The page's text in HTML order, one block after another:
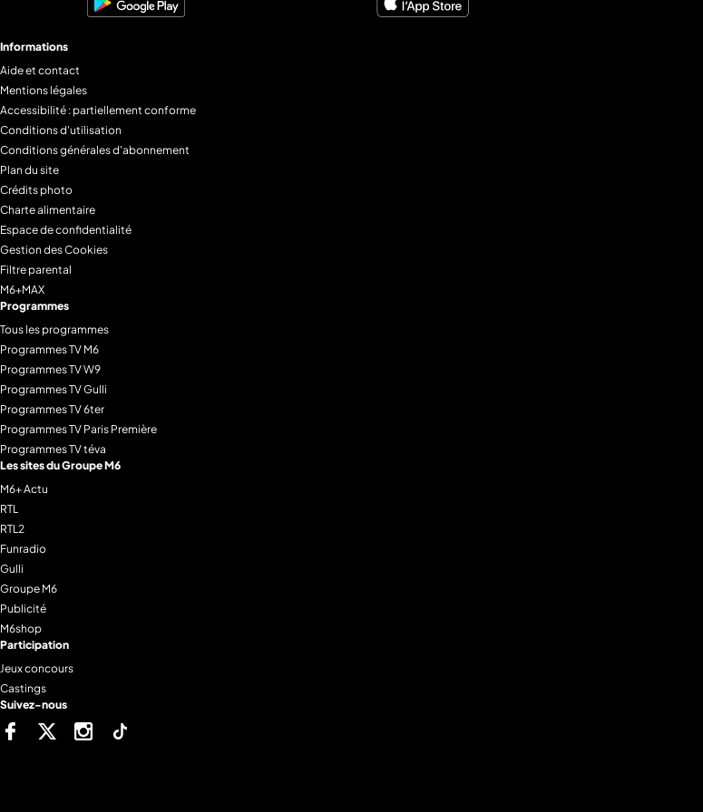
Informations
Aide et contact
Mentions légales
Accessibilité : partiellement conforme
Conditions d'utilisation
Conditions générales d'abonnement
Plan du site
Crédits photo
Charte alimentaire
Espace de confidentialité
Gestion des Cookies
Filtre parental
M6+MAX
Programmes
Tous les programmes
Programmes TV M6
Programmes TV W9
Programmes TV Gulli
Programmes TV 6ter
Programmes TV Paris Première
Programmes TV téva
Les sites du Groupe M6
M6+ Actu
RTL
RTL2
Funradio
Gulli
Groupe M6
Publicité
M6shop
Participation
Jeux concours
Castings
Suivez-nous
FacebookTwitter Instagram